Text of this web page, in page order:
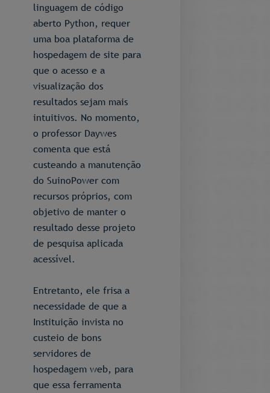
linguagem de código
aberto Python, requer
uma boa plataforma de
hospedagem de site para
que o acesso e a
visualização dos
resultados sejam mais
intuitivos. No momento,
o professor Daywes
comenta que está
custeando a manutenção
do SuinoPower com
recursos próprios, com
objetivo de manter o
resultado desse projeto
de pesquisa aplicada
acessível.
Entretanto, ele frisa a
necessidade de que a
Instituição invista no
custeio de bons
servidores de
hospedagem web, para
que essa ferramenta